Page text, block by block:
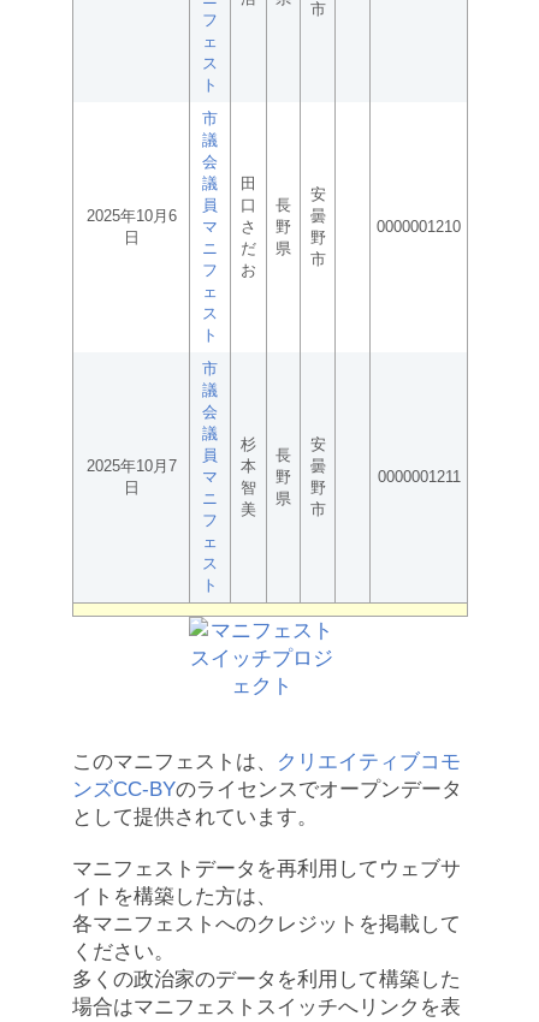
フ
ェ
ス
ト
市
2025年10月6
日
市
議
会
議
員
マ
ニ
フ
ェ
ス
ト
田
口
さ
だ
お
長
野
県
安
曇
野
市
0000001210
2025年10月7
日
市
議
会
議
員
マ
ニ
フ
ェ
ス
ト
杉
本
智
美
長
野
県
安
曇
野
市
0000001211
このマニフェストは、
クリエイティブコモ
ンズCC-BYのライセンスでオープンデータ
として提供されています。
マニフェストデータを再利用してウェブサ
イトを構築した方は、
各マニフェストへのクレジットを掲載して
ください。
多くの政治家のデータを利用して構築した
場合はマニフェストスイッチへリンクを表